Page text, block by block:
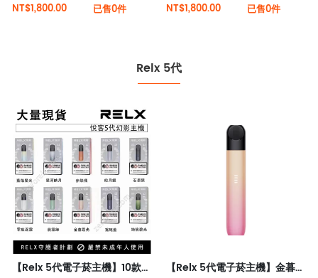
NT$1,800.00 已售0件 NT$1,800.00 已售0件
Relx 5代
【Relx 5代電子菸主機】10款顏色 大量現貨 悅刻5代幻影霧化器單桿 電量顯示 【Relx 5代電子菸主機】金暮霞光 大量現貨 悅刻5代幻影霧化器單桿 電量顯示